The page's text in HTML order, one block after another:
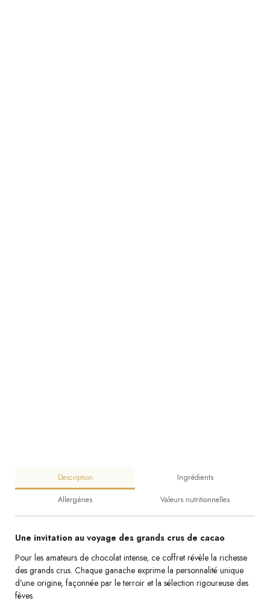
Description Ingrédients
Allergènes Valeurs nutritionnelles
Une invitation au voyage des grands crus de cacao
Pour les amateurs de chocolat intense, ce coffret révèle la richesse
des grands crus. Chaque ganache exprime la personnalité unique
d’une origine, façonnée par le terroir et la sélection rigoureuse des
fèves.